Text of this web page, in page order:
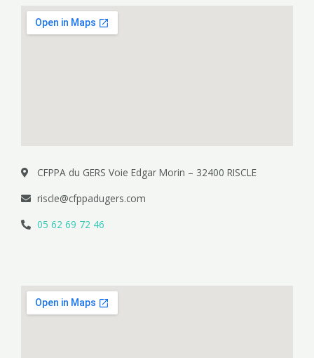
CFPPA du GERS Voie Edgar Morin – 32400 RISCLE
riscle@cfppadugers.com
05 62 69 72 46